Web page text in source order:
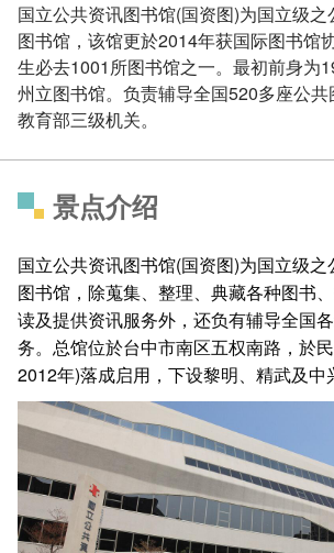
国立公共资讯图书馆(国资图)为国立级
图书馆，该馆更於2014年获国际图书馆
生必去1001所图书馆之一。最初前身为
州立图书馆。负责辅导全国520多座公
教育部三级机关。
景点介绍
国立公共资讯图书馆(国资图)为国立级
图书馆，除蒐集、整理、典藏各种图书
读及提供资讯服务外，还负有辅导全国
务。总馆位於台中市南区五权南路，於
2012年)落成启用，下设黎明、精武及中